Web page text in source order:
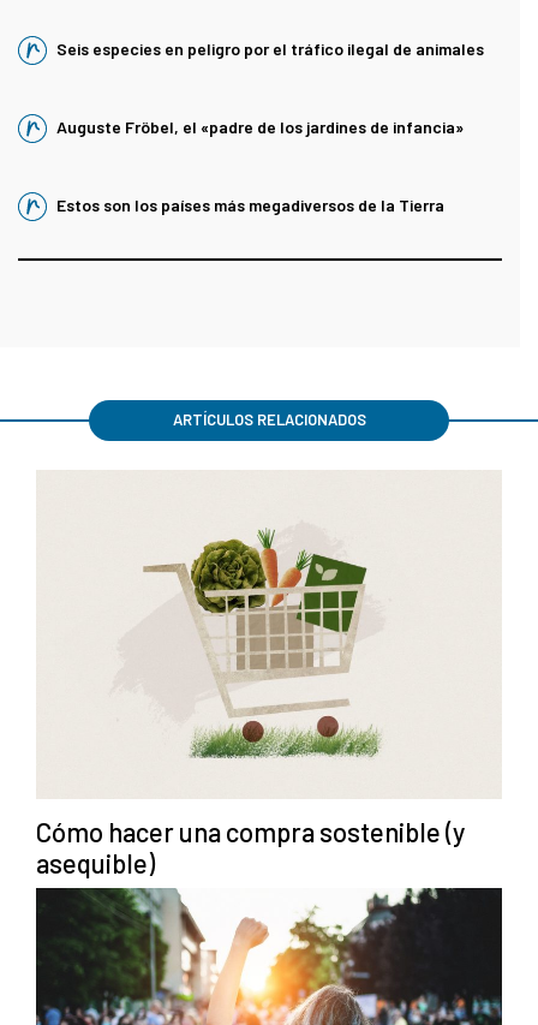
Seis especies en peligro por el tráfico ilegal de animales
Auguste Fröbel, el «padre de los jardines de infancia»
Estos son los países más megadiversos de la Tierra
ARTÍCULOS RELACIONADOS
Cómo hacer una compra sostenible (y
asequible)